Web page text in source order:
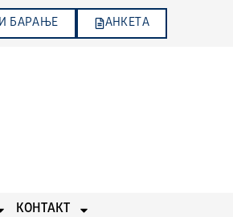
БАРАЊЕ АНКЕТА
КОНТАКТ